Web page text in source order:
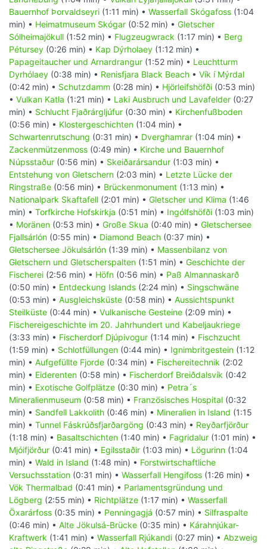
Bauernhof Þorvaldseyri (1:11 min) • Wasserfall Skógafoss (1:04
min) • Heimatmuseum Skógar (0:52 min) • Gletscher
Sólheimajökull (1:52 min) • Flugzeugwrack (1:17 min) • Berg
Pétursey (0:26 min) • Kap Dýrholaey (1:12 min) •
Papageitaucher und Arnardrangur (1:52 min) • Leuchtturm
Dyrhólaey (0:38 min) • Renisfjara Black Beach • Vík í Mýrdal
(0:42 min) • Schutzdamm (0:28 min) • Hjörleifshöfði (0:53 min)
• Vulkan Katla (1:21 min) • Laki Ausbruch und Lavafelder (0:27
min) • Schlucht Fjaðrárgljúfur (0:30 min) • Kirchenfußboden
(0:56 min) • Klostergeschichten (1:04 min) •
Schwartenrutschung (0:31 min) • Dverghamrar (1:04 min) •
Zackenmützenmoss (0:49 min) • Kirche und Bauernhof
Núpsstaður (0:56 min) • Skeiðarársandur (1:03 min) •
Entstehung von Gletschern (2:03 min) • Letzte Lücke der
Ringstraße (0:56 min) • Brückenmonument (1:13 min) •
Nationalpark Skaftafell (2:01 min) • Gletscher und Klima (1:46
min) • Torfkirche Hofskirkja (0:51 min) • Ingólfshöfði (1:03 min)
• Moränen (0:53 min) • Große Skua (0:40 min) • Gletschersee
Fjallsárlón (0:55 min) • Diamond Beach (0:37 min) •
Gletschersee Jökulsárlón (1:39 min) • Massenbilanz von
Gletschern und Gletscherspalten (1:51 min) • Geschichte der
Fischerei (2:56 min) • Höfn (0:56 min) • Paß Almannaskarð
(0:50 min) • Entdeckung Islands (2:24 min) • Singschwäne
(0:53 min) • Ausgleichsküste (0:58 min) • Aussichtspunkt
Steilküste (0:44 min) • Vulkanische Gesteine (2:09 min) •
Fischereigeschichte im 20. Jahrhundert und Kabeljaukriege
(3:33 min) • Fischerdorf Djúpivogur (1:14 min) • Fischzucht
(1:59 min) • Schlotfüllungen (0:44 min) • Ignimbritgestein (1:12
min) • Aufgefüllte Fjorde (0:34 min) • Fischereitechnik (2:02
min) • Eiderenten (0:58 min) • Fischerdorf Breiðdalsvík (0:42
min) • Exotische Golfplätze (0:30 min) • Petra´s
Mineralienmuseum (0:58 min) • Französisches Hospital (0:32
min) • Sandfell Lakkolith (0:46 min) • Mineralien in Island (1:15
min) • Tunnel Fáskrúðsfjarðargöng (0:43 min) • Reyðarfjörður
(1:18 min) • Basaltschichten (1:40 min) • Fagridalur (1:01 min) •
Mjóifjörður (0:41 min) • Egilsstaðir (1:03 min) • Lögurinn (1:04
min) • Wald in Island (1:48 min) • Forstwirtschaftliche
Versuchsstation (0:31 min) • Wasserfall Hengifoss (1:26 min) •
Vök Thermalbad (0:41 min) • Parlamentsgründung und
Lögberg (2:55 min) • Richtplätze (1:17 min) • Wasserfall
Öxarárfoss (0:35 min) • Penningagjá (0:57 min) • Silfraspalte
(0:46 min) • Alte Jökulsá-Brücke (0:35 min) • Kárahnjúkar-
Kraftwerk (1:41 min) • Wasserfall Rjúkandi (0:27 min) • Abzweig